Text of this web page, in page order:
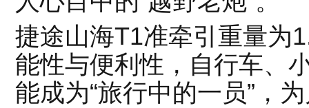
捷途山海T1准牵引重量为
能性与便利性，自行车、
能成为“旅行中的一员”，